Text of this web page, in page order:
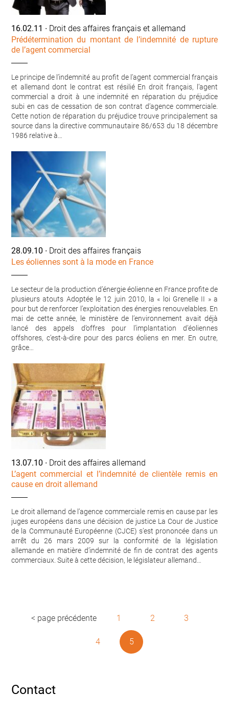
16.02.11 ∙ Droit des affaires français et allemand
Prédétermination du montant de l’indemnité de rupture
de l’agent commercial
Le principe de l’indemnité au profit de l’agent commercial français
et allemand dont le contrat est résilié En droit français, l’agent
commercial a droit à une indemnité en réparation du préjudice
subi en cas de cessation de son contrat d’agence commerciale.
Cette notion de réparation du préjudice trouve principalement sa
source dans la directive communautaire 86/653 du 18 décembre
1986 relative à…
28.09.10 ∙ Droit des affaires français
Les éoliennes sont à la mode en France
Le secteur de la production d’énergie éolienne en France profite de
plusieurs atouts Adoptée le 12 juin 2010, la « loi Grenelle II » a
pour but de renforcer l’exploitation des énergies renouvelables. En
mai de cette année, le ministère de l’environnement avait déjà
lancé des appels d’offres pour l’implantation d’éoliennes
offshores, c’est-à-dire pour des parcs éoliens en mer. En outre,
grâce…
13.07.10 ∙ Droit des affaires allemand
L’agent commercial et l’indemnité de clientèle remis en
cause en droit allemand
Le droit allemand de l’agence commerciale remis en cause par les
juges européens dans une décision de justice La Cour de Justice
de la Communauté Européenne (CJCE) s’est prononcée dans un
arrêt du 26 mars 2009 sur la conformité de la législation
allemande en matière d’indemnité de fin de contrat des agents
commerciaux. Suite à cette décision, le législateur allemand…
< page précédente 1 2 3
4 5
Contact